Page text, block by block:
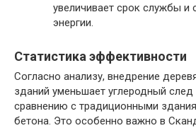
увеличивает срок службы и
энергии.
Статистика эффективности
Согласно анализу, внедрение
зданий уменьшает углеродный след
сравнению с традиционными
бетона. Это особенно важно в